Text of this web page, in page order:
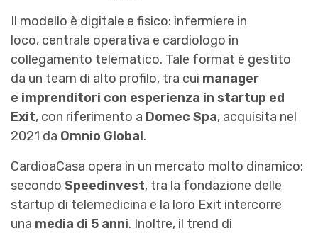
Il modello è digitale e fisico: infermiere in
loco, centrale operativa e cardiologo in
collegamento telematico. Tale format è gestito
da un team di alto profilo, tra cui manager
e imprenditori con esperienza in startup ed
Exit, con riferimento a Domec Spa, acquisita nel
2021 da Omnio Global.
CardioaCasa opera in un mercato molto dinamico:
secondo Speedinvest, tra la fondazione delle
startup di telemedicina e la loro Exit intercorre
una media di 5 anni. Inoltre, il trend di